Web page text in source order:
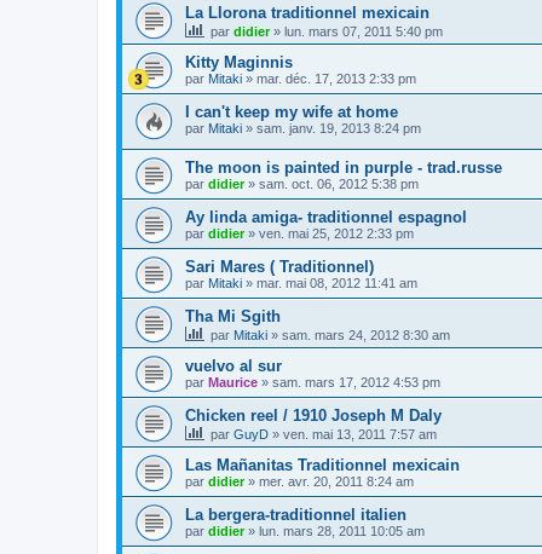
La Llorona traditionnel mexicain
par didier» lun. mars 07, 2011 5:40 pm
Kitty Maginnis
par Mitaki » mar. déc. 17, 2013 2:33 pm
I can't keep my wife at home
par Mitaki » sam. janv. 19, 2013 8:24 pm
The moon is painted in purple - trad.russe
par didier» sam. oct. 06, 2012 5:38 pm
Ay linda amiga- traditionnel espagnol
par didier» ven. mai 25, 2012 2:33 pm
Sari Mares ( Traditionnel)
par Mitaki » mar. mai 08, 2012 11:41 am
Tha Mi Sgith
par Mitaki » sam. mars 24, 2012 8:30 am
vuelvo al sur
par Maurice » sam. mars 17, 2012 4:53 pm
Chicken reel / 1910 Joseph M Daly
par GuyD » ven. mai 13, 2011 7:57 am
Las Mañanitas Traditionnel mexicain
par didier» mer. avr. 20, 2011 8:24 am
La bergera-traditionnel italien
par didier» lun. mars 28, 2011 10:05 am